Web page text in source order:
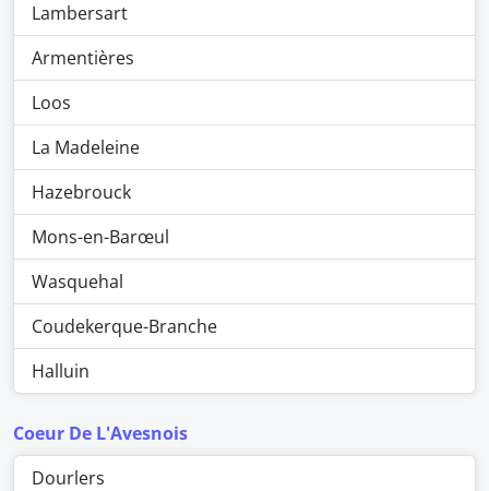
Lambersart
Armentières
Loos
La Madeleine
Hazebrouck
Mons-en-Barœul
Wasquehal
Coudekerque-Branche
Halluin
Coeur De L'Avesnois
Dourlers